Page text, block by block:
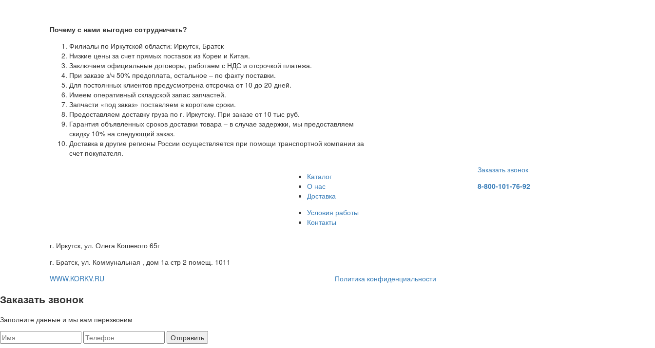
Почему с нами выгодно сотрудничать?
Филиалы по Иркутской области: Иркутск, Братск
Низкие цены за счет прямых поставок из Кореи и Китая.
Заключаем официальные договоры, работаем с НДС и отсрочкой платежа.
При заказе з/ч 50% предоплата, остальное – по факту поставки.
Для постоянных клиентов предусмотрена отсрочка от 10 до 20 дней.
Имеем оперативный складской запас запчастей.
Запчасти «под заказ» поставляем в короткие сроки.
Предоставляем доставку груза по г. Иркутску. При заказе от 10 тыс руб.
Гарантия объявленных сроков доставки товара – в случае задержки, мы предоставляем
скидку 10% на следующий заказ.
Доставка в другие регионы России осуществляется при помощи транспортной компании за
счет покупателя.
Каталог
О нас
Доставка
Условия работы
Контакты
Заказать звонок
8-800-101-76-92
г. Иркутск, ул. Олега Кошевого 65г
г. Братск, ул. Коммунальная , дом 1а стр 2 помещ. 1011
WWW.KORKV.RU
Политика конфиденциальности
Заказать звонок
Заполните данные и мы вам перезвоним